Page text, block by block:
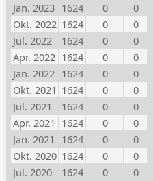
Jan. 2023 1624 0
0
Okt. 2022 1624 0
0
Jul. 2022
1624 0
0
Apr. 2022 1624 0
0
Jan. 2022 1624 0
0
Okt. 2021 1624 0
0
Jul. 2021
1624 0
0
Apr. 2021 1624 0
0
Jan. 2021
1624 0
0
Okt. 2020 1624 0
0
Jul. 2020
1624 0
0